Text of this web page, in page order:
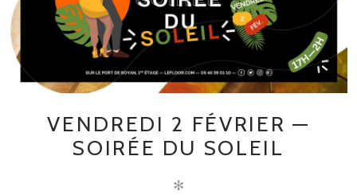
VENDREDI 2 FÉVRIER —
SOIRÉE DU SOLEIL
✻